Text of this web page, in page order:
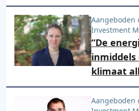
“De
inmiddels
klimaat
Aangeboden
Investment
Aangeboden